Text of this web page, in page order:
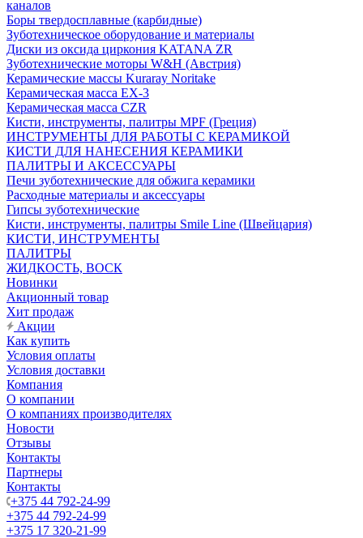
каналов
Боры твердосплавные (карбидные)
Зуботехническое оборудование и материалы
Диски из оксида циркония KATANA ZR
Зуботехнические моторы W&H (Австрия)
Керамические массы Kuraray Noritake
Керамическая масса EX-3
Керамическая масса CZR
Кисти, инструменты, палитры MPF (Греция)
ИНСТРУМЕНТЫ ДЛЯ РАБОТЫ С КЕРАМИКОЙ
КИСТИ ДЛЯ НАНЕСЕНИЯ КЕРАМИКИ
ПАЛИТРЫ И АКСЕССУАРЫ
Печи зуботехнические для обжига керамики
Расходные материалы и аксессуары
Гипсы зуботехнические
Кисти, инструменты, палитры Smile Line (Швейцария)
КИСТИ, ИНСТРУМЕНТЫ
ПАЛИТРЫ
ЖИДКОСТЬ, ВОСК
Новинки
Акционный товар
Хит продаж
Акции
Как купить
Условия оплаты
Условия доставки
Компания
О компании
О компаниях производителях
Новости
Отзывы
Контакты
Партнеры
Контакты
+375 44 792-24-99
+375 44 792-24-99
+375 17 320-21-99